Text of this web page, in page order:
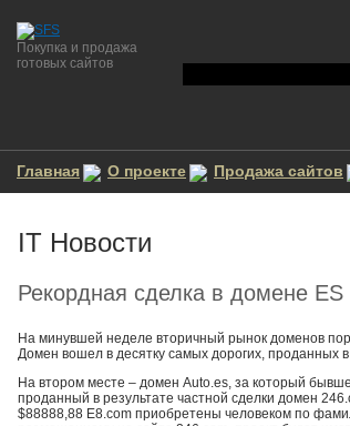
Покупка и продажа
готовых сайтов
Главная О проекте Продажа сайтов
IT Новости
Рекордная сделка в домене ES
На минувшей неделе вторичный рынок доменов
Домен вошел в десятку самых дорогих, проданных
На втором месте – домен Auto.es, за который
проданный в результате частной сделки домен
$88888,88 E8.com приобретены человеком по